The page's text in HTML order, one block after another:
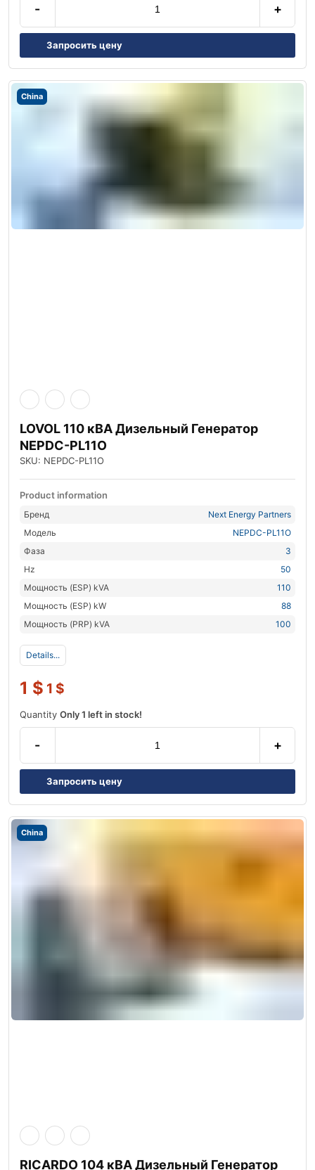
- +
Запросить цену
China
LOVOL 110 кВА Дизельный Генератор
NEPDC-PL11O
SKU: NEPDC-PL11O
Product information
Бренд
Next Energy Partners
Модель
NEPDC-PL11O
Фаза
3
Hz
50
Мощность (ESP) kVA
110
Мощность (ESP) kW
88
Мощность (PRP) kVA
100
Details...
1 $ 1 $
Quantity Only 1 left in stock!
- +
Запросить цену
China
RICARDO 104 кВА Дизельный Генератор